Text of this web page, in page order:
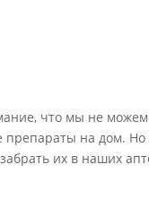
что мы не можем
препараты на дом. Но
их в наших